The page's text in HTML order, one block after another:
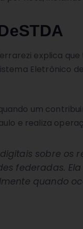
explica
Eletrônico
um
e realiza
sobre os
federadas.
quando